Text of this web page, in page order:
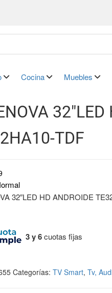
Cocina Muebles
32″LED
TDF
32″LED HD ANDROIDE
3 y 6cuotas fijas
Categorías: TV Smart, Tv,